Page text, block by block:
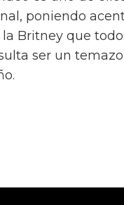
poniendo
Britney que
ser un